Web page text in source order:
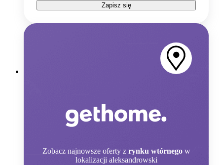
Zapisz się
Zobacz najnowsze oferty z rynku wtórnego w
lokalizacji aleksandrowski